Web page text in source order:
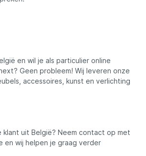
en wil je als particulier online
Geen probleem! Wij leveren onze
accessoires, kunst en verlichting
klant uit België? Neem contact op met
en wij helpen je graag verder